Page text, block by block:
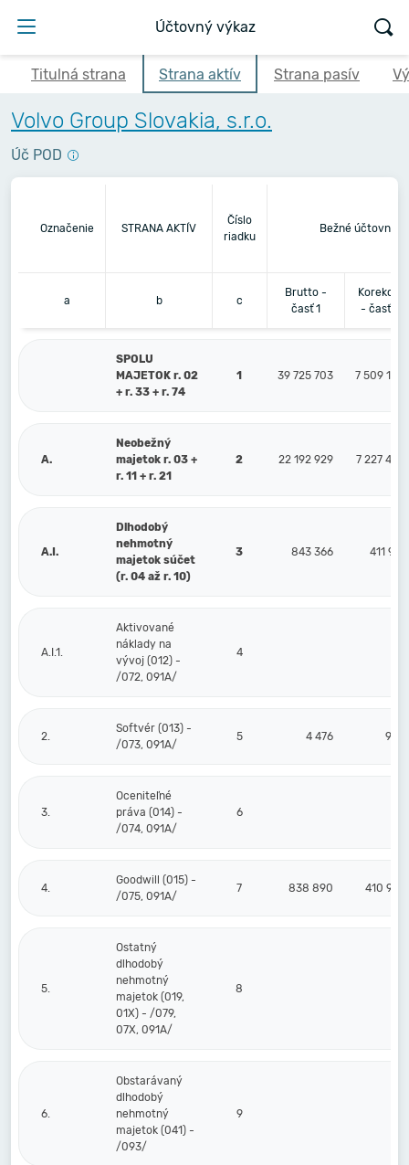
Účtovný výkaz
Titulná strana Strana aktív Strana pasív
Volvo Group Slovakia, s.r.o.
Úč POD
Označenie STRANA AKTÍV
Číslo
riadku
Bežné účtovné
a b c
Brutto -
časť 1
Korekcia
- časť 2
SPOLU
MAJETOK r. 02
+ r. 33 + r. 74
1 39 725 703 7 509 106
A.
Neobežný
majetok r. 03 +
r. 11 + r. 21
2 22 192 929 7 227 495
A.I.
Dlhodobý
nehmotný
majetok súčet
(r. 04 až r. 10)
3 843 366 411 971
A.I.1.
Aktivované
náklady na
vývoj (012) -
/072, 091A/
4
2.
Softvér (013) -
/073, 091A/
5 4 476 995
3.
Oceniteľné
práva (014) -
/074, 091A/
6
4.
Goodwill (015) -
/075, 091A/
7 838 890 410 976
5.
Ostatný
dlhodobý
nehmotný
majetok (019,
01X) - /079,
07X, 091A/
8
6.
Obstarávaný
dlhodobý
nehmotný
majetok (041) -
/093/
9